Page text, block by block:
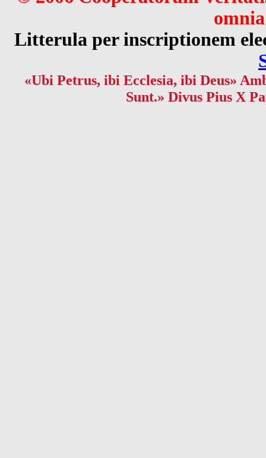
Litterula per inscriptionem
«Ubi Petrus, ibi Ecclesia, ibi Deus»
Sunt.» Divus Pius X